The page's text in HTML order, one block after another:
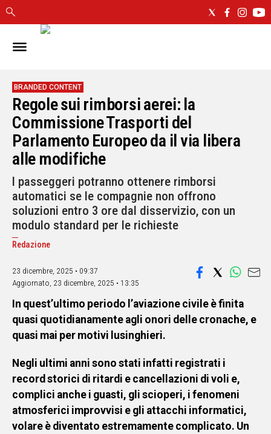
IN
CAGLIARI
SASSARI
NUORO
ORISTANO
SULCIS
GALLURA
OGLIASTRA
MEDIO
CAMPIDANO
ALTRE
NOTIZIE
POLITICA
IN
ITALIA
NEL
MONDO
SPORT
EVENTI
STORIE
VIDEO
BRANDED CONTENT
Regole sui rimborsi aerei: la
Commissione Trasporti del
Parlamento Europeo da il via libera
alle modifiche
I passeggeri potranno ottenere rimborsi
automatici se le compagnie non offrono
soluzioni entro 3 ore dal disservizio, con un
modulo standard per le richieste
Redazione
23 dicembre, 2025 • 09:37
Aggiornato, 23 dicembre, 2025 • 13:35
In quest’ultimo periodo l’aviazione civile è finita
quasi quotidianamente agli onori delle cronache, e
quasi mai per motivi lusinghieri.
Negli ultimi anni sono stati infatti registrati i
record storici di ritardi e cancellazioni di voli e,
complici anche i guasti, gli scioperi, i fenomeni
atmosferici improvvisi e gli attacchi informatici,
volare è diventato estremamente complicato. Un